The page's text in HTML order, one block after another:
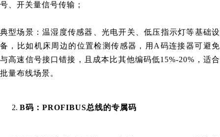
号、开关量信号传输；
典型场景：温湿度传感器、光电开关、低压指示灯等基础设
备，比如机床周边的位置检测传感器，用A码连接器可避免
与高速信号接口错接，且成本比其他编码低15%-20%，适合
批量布线场景。
B码：PROFIBUS总线的专属码